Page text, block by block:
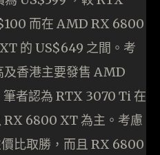
而在 AMD RX 6800
的 US$649 之間。考
香港主要發售 AMD
者認為 RTX 3070 Ti 在
RX 6800 XT 為主。考慮
比取勝，而且 RX 6800